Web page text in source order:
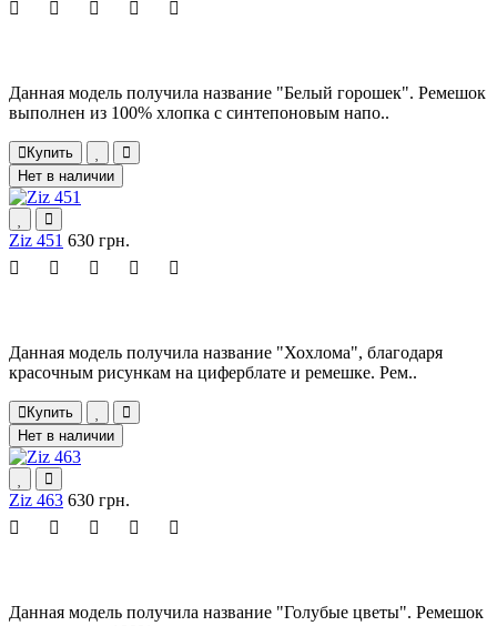
Данная модель получила название "Белый горошек". Ремешок
выполнен из 100% хлопка с синтепоновым напо..
Купить
Нет в наличии
Ziz 451 630 грн.
Данная модель получила название "Хохлома", благодаря
красочным рисункам на циферблате и ремешке. Рем..
Купить
Нет в наличии
Ziz 463 630 грн.
Данная модель получила название "Голубые цветы". Ремешок